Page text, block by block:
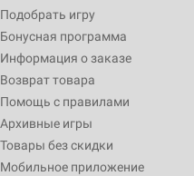
Подобрать игру
Бонусная программа
Информация о заказе
Возврат товара
Помощь с правилами
Архивные игры
Товары без скидки
Мобильное приложение